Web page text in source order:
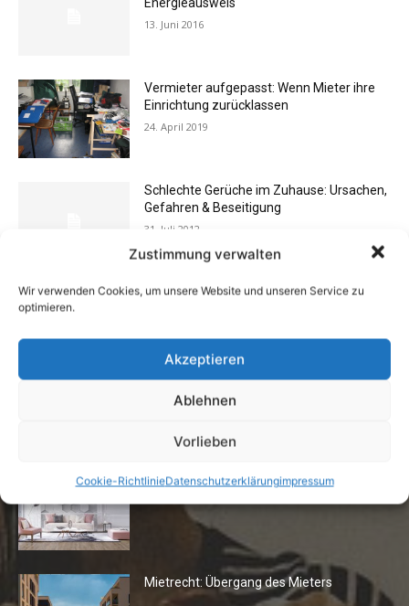
Zustimmung verwalten
Wir verwenden Cookies, um unsere Website und unseren Service zu
optimieren.
Akzeptieren
Ablehnen
Vorlieben
Cookie-RichtlinieDatenschutzerklärungimpressum
Energieausweis
13. Juni 2016
Vermieter aufgepasst: Wenn Mieter ihre
Einrichtung zurücklassen
24. April 2019
Schlechte Gerüche im Zuhause: Ursachen,
Gefahren & Beseitigung
31. Juli 2012
Buchtipp: «Oliven»
Die Redaktion empfiehlt
Fototapeten: Neuer Look fürs
Mietrecht: Übergang des Mieters